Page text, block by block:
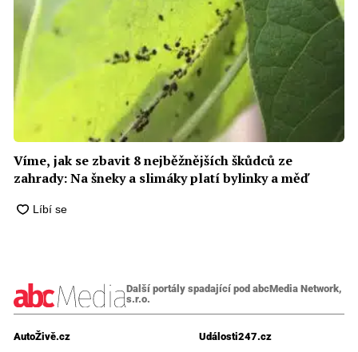
Víme, jak se zbavit 8 nejběžnějších škůdců ze
zahrady: Na šneky a slimáky platí bylinky a měď
Další portály spadající pod abcMedia Network,
s.r.o.
AutoŽivě.cz
Události247.cz